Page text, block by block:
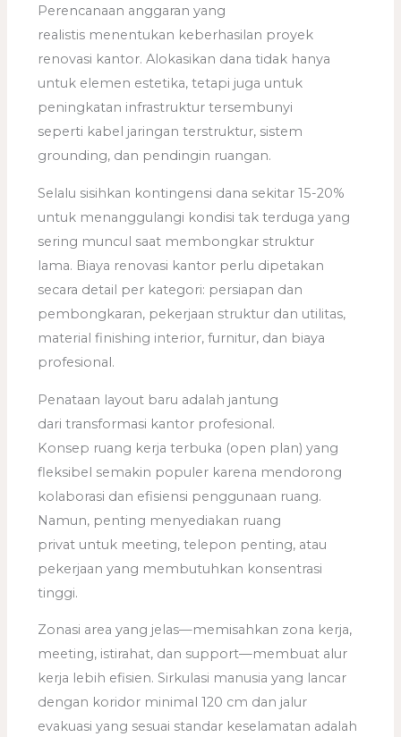
Perencanaan anggaran yang
realistis menentukan keberhasilan proyek
renovasi kantor. Alokasikan dana tidak hanya
untuk elemen estetika, tetapi juga untuk
peningkatan infrastruktur tersembunyi
seperti kabel jaringan terstruktur, sistem
grounding, dan pendingin ruangan.
Selalu sisihkan kontingensi dana sekitar 15-20%
untuk menanggulangi kondisi tak terduga yang
sering muncul saat membongkar struktur
lama. Biaya renovasi kantor perlu dipetakan
secara detail per kategori: persiapan dan
pembongkaran, pekerjaan struktur dan utilitas,
material finishing interior, furnitur, dan biaya
profesional.
Penataan layout baru adalah jantung
dari transformasi kantor profesional.
Konsep ruang kerja terbuka (open plan) yang
fleksibel semakin populer karena mendorong
kolaborasi dan efisiensi penggunaan ruang.
Namun, penting menyediakan ruang
privat untuk meeting, telepon penting, atau
pekerjaan yang membutuhkan konsentrasi
tinggi.
Zonasi area yang jelas—memisahkan zona kerja,
meeting, istirahat, dan support—membuat alur
kerja lebih efisien. Sirkulasi manusia yang lancar
dengan koridor minimal 120 cm dan jalur
evakuasi yang sesuai standar keselamatan adalah